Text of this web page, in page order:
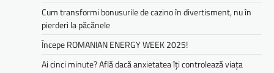
Cum transformi bonusurile de cazino în divertisment, nu în
pierderi la păcănele
Începe ROMANIAN ENERGY WEEK 2025!
Ai cinci minute? Află dacă anxietatea îți controlează viața